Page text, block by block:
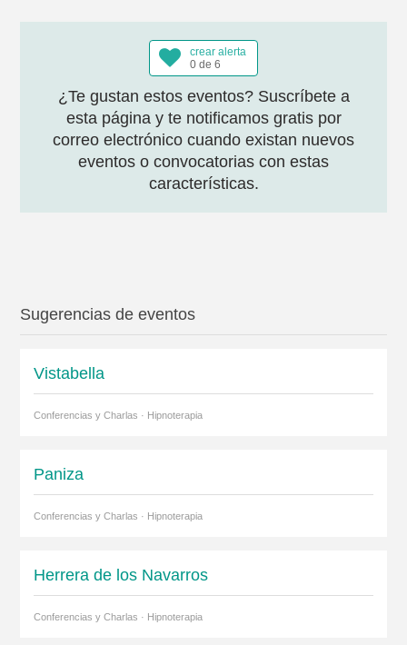
crear alerta
0 de 6
¿Te gustan estos eventos? Suscríbete a
esta página y te notificamos gratis por
correo electrónico cuando existan nuevos
eventos o convocatorias con estas
características.
Sugerencias de eventos
Vistabella
Conferencias y Charlas · Hipnoterapia
Paniza
Conferencias y Charlas · Hipnoterapia
Herrera de los Navarros
Conferencias y Charlas · Hipnoterapia